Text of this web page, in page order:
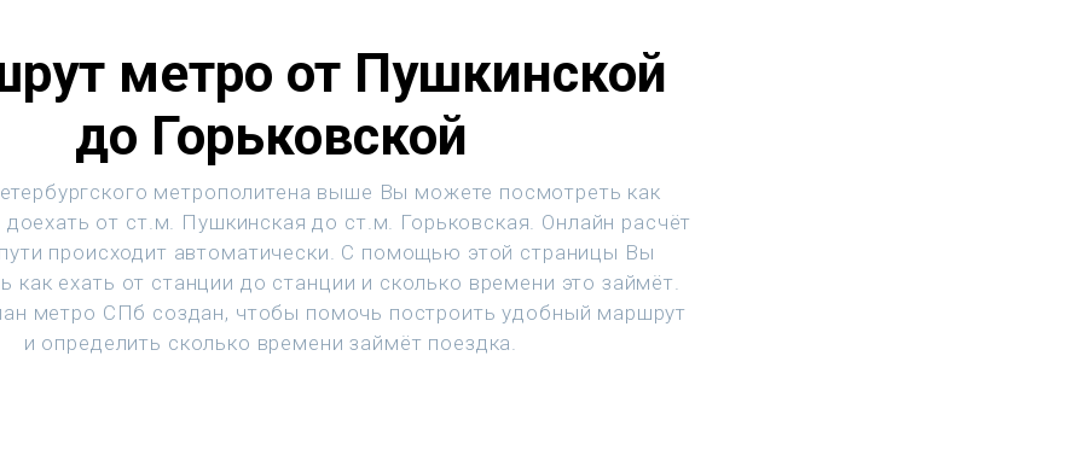
метро от Пушкинской
до Горьковской
метрополитена выше Вы можете посмотреть как
доехать от ст.м. Пушкинская до ст.м. Горьковская. Онлайн расчёт
происходит автоматически. С помощью этой страницы Вы
как ехать от станции до станции и сколько времени это займёт.
метро СПб создан, чтобы помочь построить удобный маршрут
и определить сколько времени займёт поездка.